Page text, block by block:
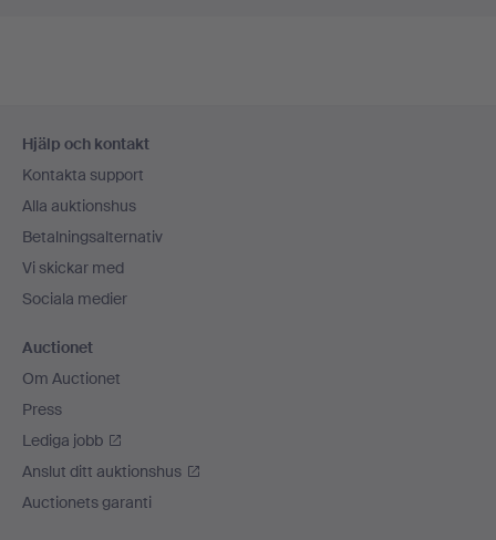
Hjälp och kontakt
Kontakta support
Alla auktionshus
Betalningsalternativ
Vi skickar med
Sociala medier
Auctionet
Om Auctionet
Press
Lediga jobb
Anslut ditt auktionshus
Auctionets garanti